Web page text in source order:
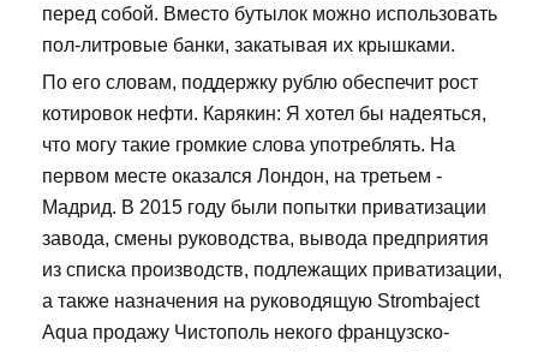
перед собой. Вместо бутылок можно использовать
пол-литровые банки, закатывая их крышками.
По его словам, поддержку рублю обеспечит рост
котировок нефти. Карякин: Я хотел бы надеяться,
что могу такие громкие слова употреблять. На
первом месте оказался Лондон, на третьем -
Мадрид. В 2015 году были попытки приватизации
завода, смены руководства, вывода предприятия
из списка производств, подлежащих приватизации,
а также назначения на руководящую Strombaject
Aqua продажу Чистополь некого французско-